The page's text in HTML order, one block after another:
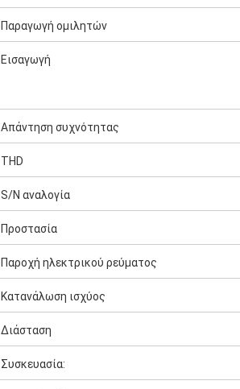
Παραγωγή ομιλητών
Εισαγωγή
Απάντηση συχνότητας
THD
S/N αναλογία
Προστασία
Παροχή ηλεκτρικού ρεύματος
Κατανάλωση ισχύος
Διάσταση
Συσκευασία: